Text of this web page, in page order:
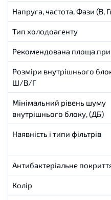
Напруга, частота, Фази (В,
Тип холодоагенту
Рекомендована площа
Розміри внутрішнього
Ш/В/Г
Мінімальний рівень шуму
внутрішнього блоку, (ДБ)
Наявність і типи фільтрів
Антибактеріальне
Колір